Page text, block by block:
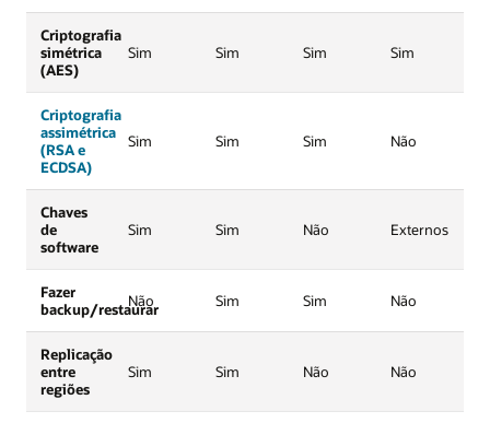
Criptografia
simétrica
(AES)
Sim Sim Sim Sim
Criptografia
assimétrica
(RSA e
ECDSA)
Sim Sim Sim Não
Chaves
de
software
Sim Sim Não Externos
Fazer
backup/restaurar
Não Sim Sim Não
Replicação
entre
regiões
Sim Sim Não Não